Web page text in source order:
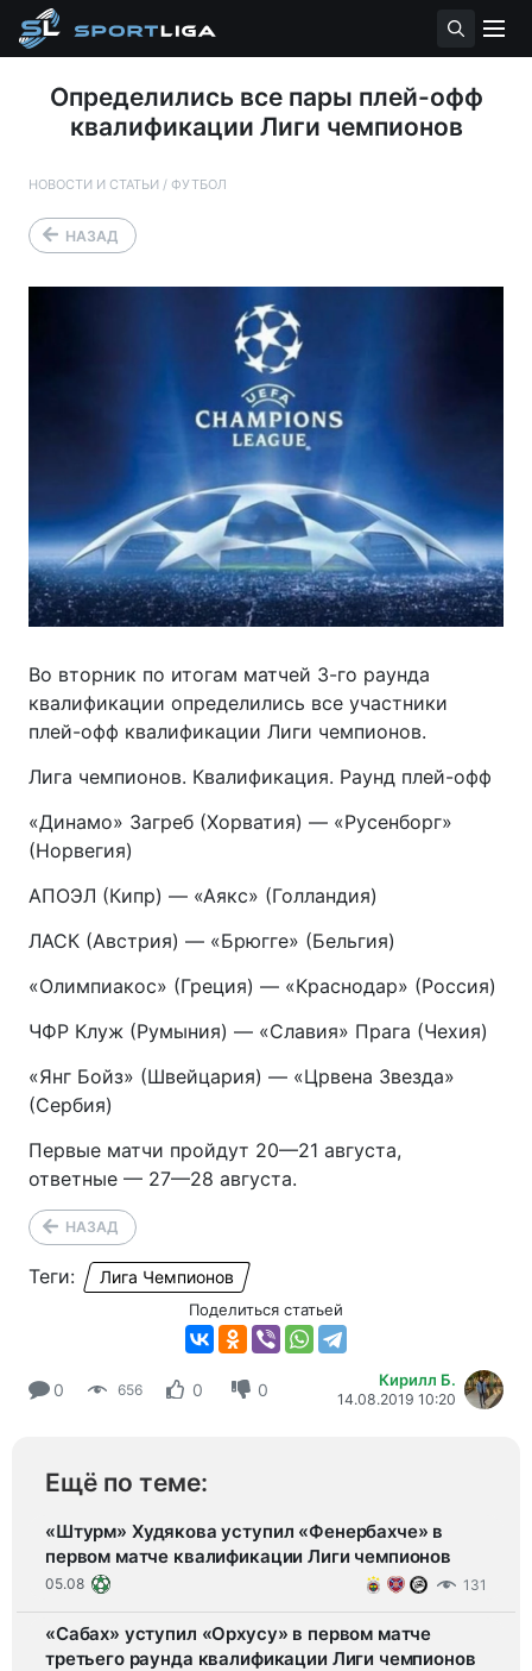
Определились все пары плей-офф
квалификации Лиги чемпионов
НОВОСТИ И СТАТЬИ / ФУТБОЛ
НАЗАД
Во вторник по итогам матчей 3-го раунда
квалификации определились все участники
плей-офф квалификации Лиги чемпионов.
Лига чемпионов. Квалификация. Раунд плей-офф
«Динамо» Загреб (Хорватия) — «Русенборг»
(Норвегия)
АПОЭЛ (Кипр) — «Аякс» (Голландия)
ЛАСК (Австрия) — «Брюгге» (Бельгия)
«Олимпиакос» (Греция) — «Краснодар» (Россия)
ЧФР Клуж (Румыния) — «Славия» Прага (Чехия)
«Янг Бойз» (Швейцария) — «Црвена Звезда»
(Сербия)
Первые матчи пройдут 20—21 августа,
ответные — 27—28 августа.
НАЗАД
Теги: Лига Чемпионов
Поделиться статьей
0 656 0 0 Кирилл Б.
14.08.2019 10:20
Ещё по теме:
«Штурм» Худякова уступил «Фенербахче» в
первом матче квалификации Лиги чемпионов
05.08 131
«Сабах» уступил «Орхусу» в первом матче
третьего раунда квалификации Лиги чемпионов